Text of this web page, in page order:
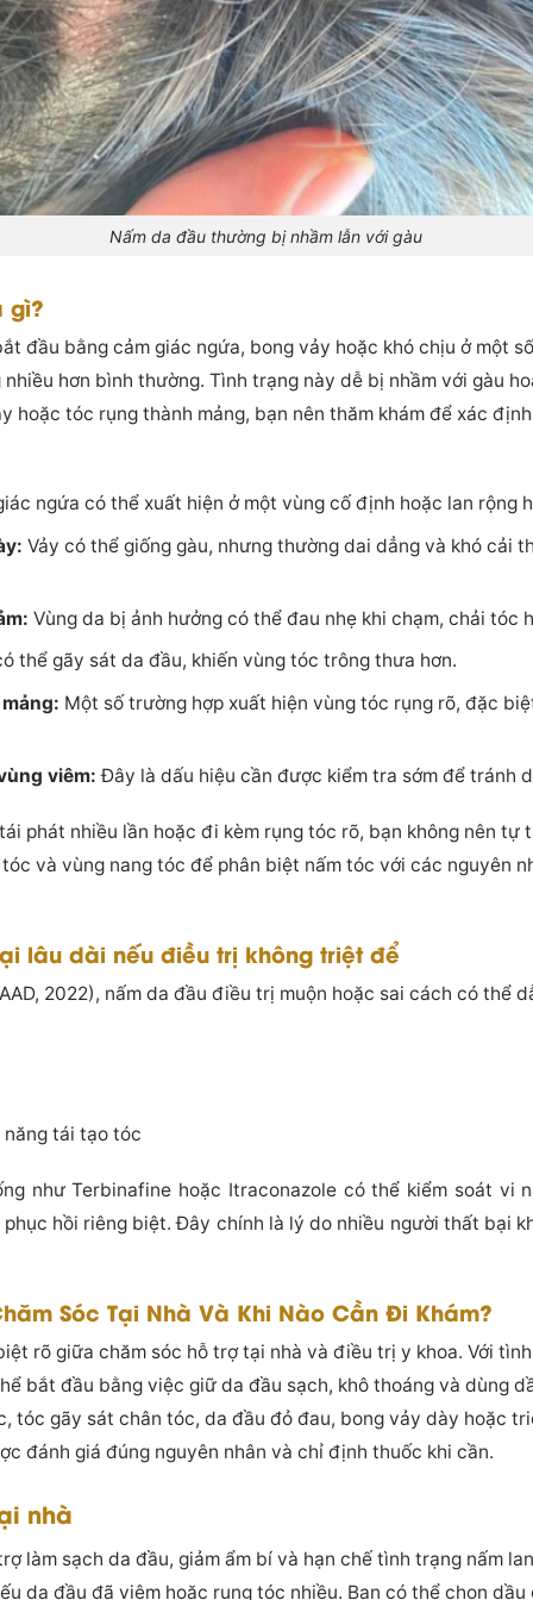
Nấm da đầu thường bị nhầm lẫn với gàu
gì?
đầu bằng cảm giác ngứa, bong vảy hoặc khó chịu ở một
hơn bình thường. Tình trạng này dễ bị nhầm với gàu
hoặc tóc rụng thành mảng, bạn nên thăm khám để xác
ngứa có thể xuất hiện ở một vùng cố định hoặc lan rộng
Vảy có thể giống gàu, nhưng thường dai dẳng và khó cải
Vùng da bị ảnh hưởng có thể đau nhẹ khi chạm, chải tóc
thể gãy sát da đầu, khiến vùng tóc trông thưa hơn.
Một số trường hợp xuất hiện vùng tóc rụng rõ, đặc
viêm: Đây là dấu hiệu cần được kiểm tra sớm để tránh
phát nhiều lần hoặc đi kèm rụng tóc rõ, bạn không nên tự
và vùng nang tóc để phân biệt nấm tóc với các nguyên
lâu dài nếu điều trị không triệt để
2022), nấm da đầu điều trị muộn hoặc sai cách có thể
năng tái tạo tóc
như Terbinafine hoặc Itraconazole có thể kiểm soát vi
hồi riêng biệt. Đây chính là lý do nhiều người thất bại
Sóc Tại Nhà Và Khi Nào Cần Đi Khám?
rõ giữa chăm sóc hỗ trợ tại nhà và điều trị y khoa. Với
bắt đầu bằng việc giữ da đầu sạch, khô thoáng và dùng
tóc gãy sát chân tóc, da đầu đỏ đau, bong vảy dày hoặc
đánh giá đúng nguyên nhân và chỉ định thuốc khi cần.
nhà
làm sạch da đầu, giảm ẩm bí và hạn chế tình trạng nấm
da đầu đã viêm hoặc rụng tóc nhiều. Bạn có thể chọn